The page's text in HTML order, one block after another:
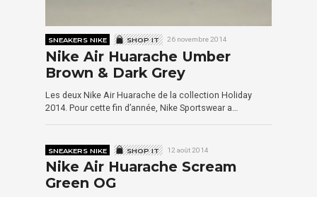
SNEAKERS NIKE SHOP IT 26 novembre 2014
Nike Air Huarache Umber
Brown & Dark Grey
Les deux Nike Air Huarache de la collection Holiday
2014. Pour cette fin d’année, Nike Sportswear a…
SNEAKERS NIKE SHOP IT 12 août 2014
Nike Air Huarache Scream
Green OG